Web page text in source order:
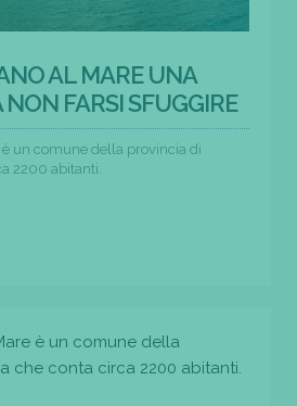
AL MARE UNA
FARSI SFUGGIRE
è un comune della provincia di
2200 abitanti.
è un comune della
che conta circa 2200 abitanti.